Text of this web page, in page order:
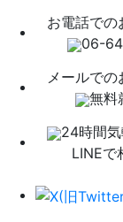
お電話での
06-
メールで
無料
24時間
LINEで